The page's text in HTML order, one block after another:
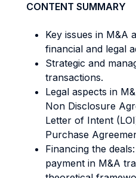
CONTENT SUMMARY
Key issues in M&A
financial and legal
Strategic and
transactions.
Legal aspects in
Non Disclosure
Letter of Intent
Purchase
Financing the
payment in M&A